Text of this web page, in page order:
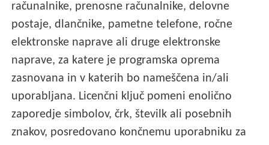
računalnike, prenosne računalnike, delovne
postaje, dlančnike, pametne telefone, ročne
elektronske naprave ali druge elektronske
naprave, za katere je programska oprema
zasnovana in v katerih bo nameščena in/ali
uporabljana. Licenčni ključ pomeni enolično
zaporedje simbolov, črk, številk ali posebnih
znakov, posredovano končnemu uporabniku za